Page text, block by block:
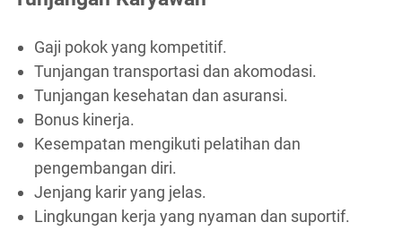
Gaji pokok yang kompetitif.
Tunjangan transportasi dan akomodasi.
Tunjangan kesehatan dan asuransi.
Bonus kinerja.
Kesempatan mengikuti pelatihan dan
pengembangan diri.
Jenjang karir yang jelas.
Lingkungan kerja yang nyaman dan suportif.